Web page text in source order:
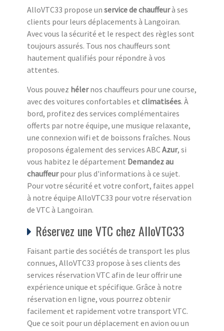
AlloVTC33 propose un service de chauffeurà ses
clients pour leurs déplacements à Langoiran.
Avec vous la sécurité et le respect des règles sont
toujours assurés. Tous nos chauffeurs sont
hautement qualifiés pour répondre à vos
attentes.
Vous pouvez hélernos chauffeurs pour une course,
avec des voitures confortables et climatisées. À
bord, profitez des services complémentaires
offerts par notre équipe, une musique relaxante,
une connexion wifi et de boissons fraîches. Nous
proposons également des services ABCAzur, si
vous habitez le département Demandez au
chauffeurpour plus d'informations à ce sujet.
Pour votre sécurité et votre confort, faites appel
à notre équipe AlloVTC33 pour votre réservation
de VTC à Langoiran.
Réservez une VTC chez AlloVTC33
Faisant partie des sociétés de transport les plus
connues, AlloVTC33 propose à ses clients des
services réservation VTC afin de leur offrir une
expérience unique et spécifique. Grâce à notre
réservation en ligne, vous pourrez obtenir
facilement et rapidement votre transport VTC.
Que ce soit pour un déplacement en avion ou un